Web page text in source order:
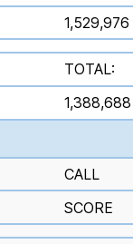
1,529,976
TOTAL:
1,388,688
CALL
SCORE